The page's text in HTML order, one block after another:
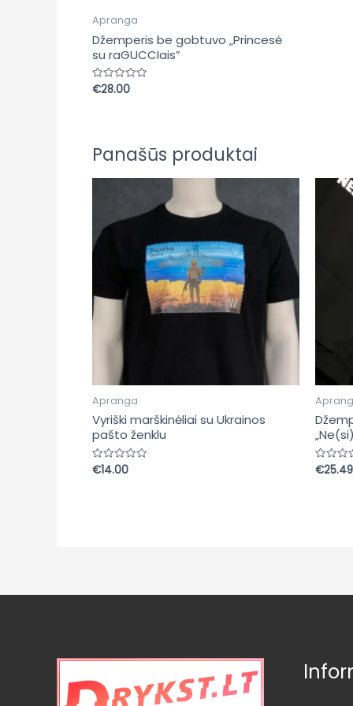
Apranga
Džemperis be gobtuvo „Princesė
su raGUCCIais”
Įvertinimas:
€28.00
Panašūs produktai
Apranga
Vyriški marškinėliai su Ukrainos
pašto ženklu
Įvertinimas:
€14.00 €25.49